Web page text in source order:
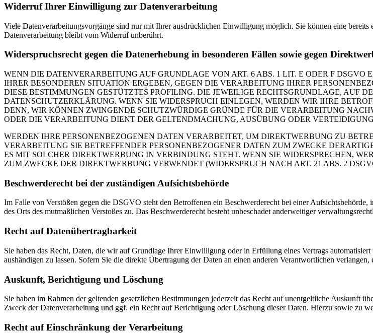
Widerruf Ihrer Einwilligung zur Datenverarbeitung
Viele Datenverarbeitungsvorgänge sind nur mit Ihrer ausdrücklichen Einwilligung möglich. Sie können eine
Datenverarbeitung bleibt vom Widerruf unberührt.
Widerspruchsrecht gegen die Datenerhebung in besonderen Fällen sowie gegen
WENN DIE DATENVERARBEITUNG AUF GRUNDLAGE VON ART. 6 ABS. 1 LIT. E ODER F DSGVO
IHRER BESONDEREN SITUATION ERGEBEN, GEGEN DIE VERARBEITUNG IHRER
DIESE BESTIMMUNGEN GESTÜTZTES PROFILING. DIE JEWEILIGE RECHTSGRUNDLAGE, AUF
DATENSCHUTZERKLÄRUNG. WENN SIE WIDERSPRUCH EINLEGEN, WERDEN WIR IHRE
DENN, WIR KÖNNEN ZWINGENDE SCHUTZWÜRDIGE GRÜNDE FÜR DIE VERARBEITUNG
ODER DIE VERARBEITUNG DIENT DER GELTENDMACHUNG, AUSÜBUNG ODER
WERDEN IHRE PERSONENBEZOGENEN DATEN VERARBEITET, UM DIREKTWERBUNG ZU
VERARBEITUNG SIE BETREFFENDER PERSONENBEZOGENER DATEN ZUM ZWECKE
ES MIT SOLCHER DIREKTWERBUNG IN VERBINDUNG STEHT. WENN SIE WIDERSPRECHEN,
ZUM ZWECKE DER DIREKTWERBUNG VERWENDET (WIDERSPRUCH NACH ART. 21 ABS. 2
Beschwerde­recht bei der zuständigen Aufsichts­behörde
Im Falle von Verstößen gegen die DSGVO steht den Betroffenen ein Beschwerderecht bei einer
des Orts des mutmaßlichen Verstoßes zu. Das Beschwerderecht besteht unbeschadet anderweitiger
Recht auf Daten­übertrag­barkeit
Sie haben das Recht, Daten, die wir auf Grundlage Ihrer Einwilligung oder in Erfüllung eines Vertrags
aushändigen zu lassen. Sofern Sie die direkte Übertragung der Daten an einen anderen Verantwortlichen
Auskunft, Berichtigung und Löschung
Sie haben im Rahmen der geltenden gesetzlichen Bestimmungen jederzeit das Recht auf unentgeltliche Auskunft
Zweck der Datenverarbeitung und ggf. ein Recht auf Berichtigung oder Löschung dieser Daten. Hierzu sowie zu
Recht auf Einschränkung der Verarbeitung